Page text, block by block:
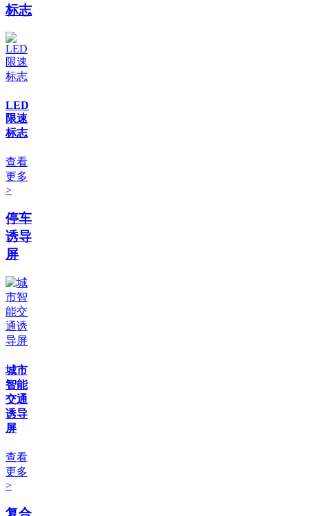
标志
LED
限速
标志
查看
更多
>
停车
诱导
屏
城市
智能
交通
诱导
屏
查看
更多
>